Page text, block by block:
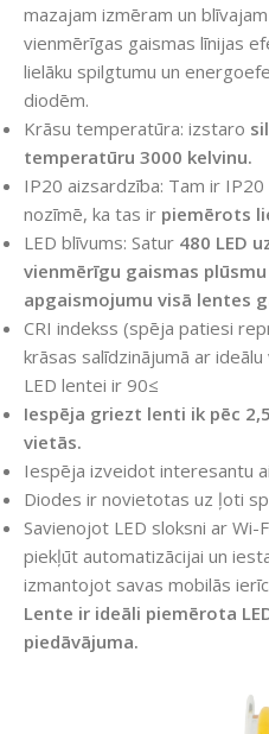
mazajam izmēram un
vienmērīgas gaismas līnijas
lielāku spilgtumu un
diodēm.
Krāsu temperatūra: izstaro
temperatūru 3000 kelvinu.
IP20 aizsardzība: Tam ir
nozīmē, ka tas ir piemērots
LED blīvums: Satur 480 LED
vienmērīgu gaismas
apgaismojumu visā lentes
CRI indekss (spēja patiesi
krāsas salīdzinājumā ar
LED lentei ir 90≤
Iespēja griezt lenti ik pēc
vietās.
Iespēja izveidot interesantu
Diodes ir novietotas uz ļoti
Savienojot LED sloksni ar
piekļūt automatizācijai un
izmantojot savas mobilās
Lente ir ideāli piemērota
piedāvājuma.